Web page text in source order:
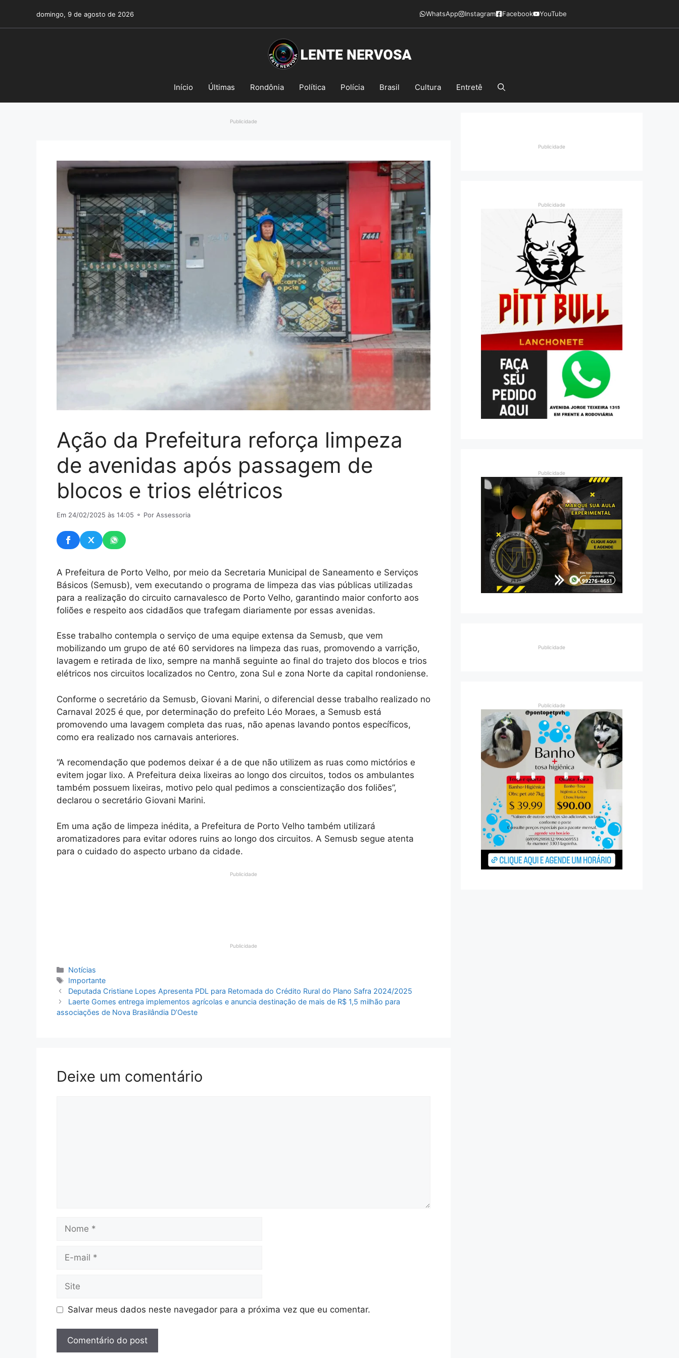
o
domingo, 9 de agosto de 2026 WhatsApp Instagram Facebook YouTube
Início Últimas Rondônia Política Polícia Brasil Cultura Entretê
Publicidade
Ação da Prefeitura reforça limpeza
de avenidas após passagem de
blocos e trios elétricos
Em 24/02/2025 às 14:05 ⚬ Por Assessoria
A Prefeitura de Porto Velho, por meio da Secretaria Municipal de Saneamento e Serviços
Básicos (Semusb), vem executando o programa de limpeza das vias públicas utilizadas
para a realização do circuito carnavalesco de Porto Velho, garantindo maior conforto aos
foliões e respeito aos cidadãos que trafegam diariamente por essas avenidas.
Esse trabalho contempla o serviço de uma equipe extensa da Semusb, que vem
mobilizando um grupo de até 60 servidores na limpeza das ruas, promovendo a varrição,
lavagem e retirada de lixo, sempre na manhã seguinte ao final do trajeto dos blocos e trios
elétricos nos circuitos localizados no Centro, zona Sul e zona Norte da capital rondoniense.
Conforme o secretário da Semusb, Giovani Marini, o diferencial desse trabalho realizado no
Carnaval 2025 é que, por determinação do prefeito Léo Moraes, a Semusb está
promovendo uma lavagem completa das ruas, não apenas lavando pontos específicos,
como era realizado nos carnavais anteriores.
“A recomendação que podemos deixar é a de que não utilizem as ruas como mictórios e
evitem jogar lixo. A Prefeitura deixa lixeiras ao longo dos circuitos, todos os ambulantes
também possuem lixeiras, motivo pelo qual pedimos a conscientização dos foliões”,
declarou o secretário Giovani Marini.
Em uma ação de limpeza inédita, a Prefeitura de Porto Velho também utilizará
aromatizadores para evitar odores ruins ao longo dos circuitos. A Semusb segue atenta
para o cuidado do aspecto urbano da cidade.
Publicidade
Publicidade
Categorias
Notícias
Tags
Importante
Deputada Cristiane Lopes Apresenta PDL para Retomada do Crédito Rural do Plano Safra 2024/2025
Laerte Gomes entrega implementos agrícolas e anuncia destinação de mais de R$ 1,5 milhão para
associações de Nova Brasilândia D’Oeste
Deixe um comentário
mail
Salvar meus dados neste navegador para a próxima vez que eu comentar.
Publicidade
Publicidade
Publicidade
Publicidade
Publicidade